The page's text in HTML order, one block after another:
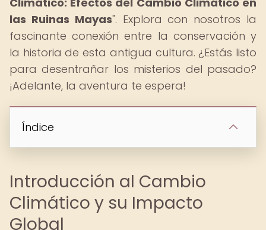
las Ruinas Mayas". Explora con nosotros la
fascinante conexión entre la conservación y
la historia de esta antigua cultura. ¿Estás listo
para desentrañar los misterios del pasado?
¡Adelante, la aventura te espera!
Índice
Introducción al Cambio
Climático y su Impacto
Global